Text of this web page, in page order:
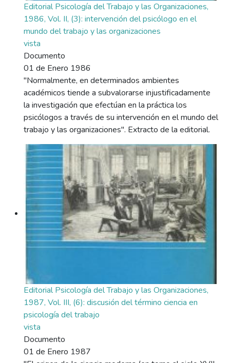
Editorial Psicología del Trabajo y las Organizaciones,
1986, Vol. II, (3): intervención del psicólogo en el
mundo del trabajo y las organizaciones
vista
Documento
01 de Enero 1986
"Normalmente, en determinados ambientes
académicos tiende a subvalorarse injustificadamente
la investigación que efectúan en la práctica los
psicólogos a través de su intervención en el mundo del
trabajo y las organizaciones". Extracto de la editorial.
Editorial Psicología del Trabajo y las Organizaciones,
1987, Vol. III, (6): discusión del término ciencia en
psicología del trabajo
vista
Documento
01 de Enero 1987